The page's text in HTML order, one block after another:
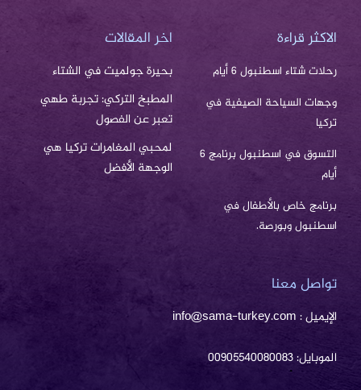
الاكثر قراءة
رحلات شتاء اسطنبول 6 أيام
وجهات السياحة الصيفية في
تركيا
التسوق في اسطنبول برنامج 6
أيام
برنامج خاص بالأطفال في
اسطنبول وبورصة.
اخر المقالات
بحيرة جولميت في الشتاء
المطبخ التركي: تجربة طهي
تعبر عن الفصول
لمحبي المغامرات تركيا هي
الوجهة الأفضل
تواصل معنا
الإيميل : info@sama-turkey.com
الموبايل: 00905540080083